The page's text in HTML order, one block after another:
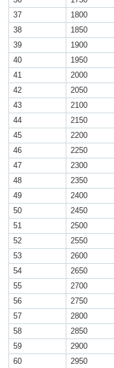
37
1800
38
1850
39
1900
40
1950
41
2000
42
2050
43
2100
44
2150
45
2200
46
2250
47
2300
48
2350
49
2400
50
2450
51
2500
52
2550
53
2600
54
2650
55
2700
56
2750
57
2800
58
2850
59
2900
60
2950